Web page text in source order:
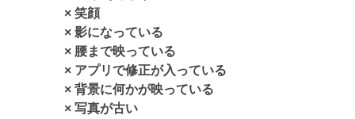
× 笑顔
× 影になっている
× 腰まで映っている
× アプリで修正が入っている
× 背景に何かが映っている
× 写真が古い